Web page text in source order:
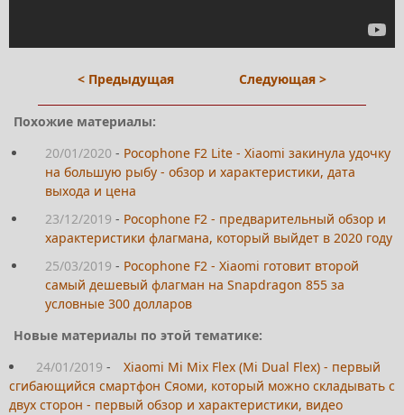
< Предыдущая Следующая >
Похожие материалы:
20/01/2020 - Pocophone F2 Lite - Xiaomi закинула удочку
на большую рыбу - обзор и характеристики, дата
выхода и цена
23/12/2019 - Pocophone F2 - предварительный обзор и
характеристики флагмана, который выйдет в 2020 году
25/03/2019 - Pocophone F2 - Xiaomi готовит второй
самый дешевый флагман на Snapdragon 855 за
условные 300 долларов
Новые материалы по этой тематике:
24/01/2019 -
Xiaomi Mi Mix Flex (Mi Dual Flex) - первый
сгибающийся смартфон Сяоми, который можно складывать с
двух сторон - первый обзор и характеристики, видео